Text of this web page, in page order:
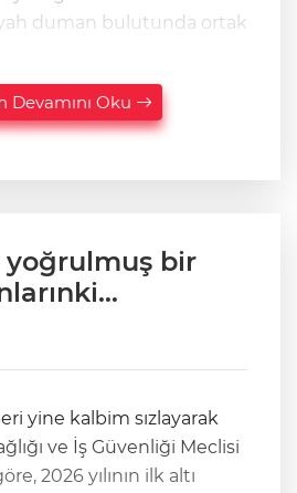
duman bulutunda ortak
Devamını Oku
yoğrulmuş bir
yine kalbim sızlayarak
2026 yılının ilk altı